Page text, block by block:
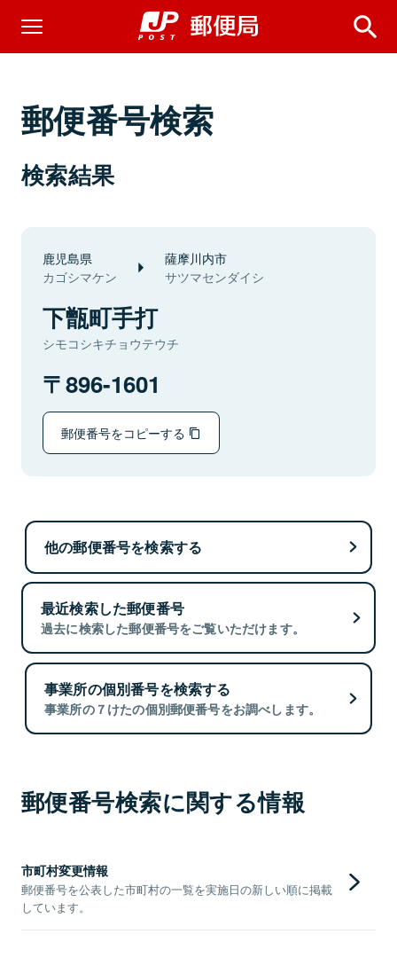
郵便番号検索
検索結果
鹿児島県
カゴシマケン
薩摩川内市
サツマセンダイシ
下甑町手打
シモコシキチョウテウチ
896-1601
郵便番号をコピーする
他の郵便番号を検索する
最近検索した郵便番号
過去に検索した郵便番号をご覧いただけます。
事業所の個別番号を検索する
事業所の７けたの個別郵便番号をお調べします。
郵便番号検索に関する情報
市町村変更情報
郵便番号を公表した市町村の一覧を実施日の新しい順に掲載
しています。